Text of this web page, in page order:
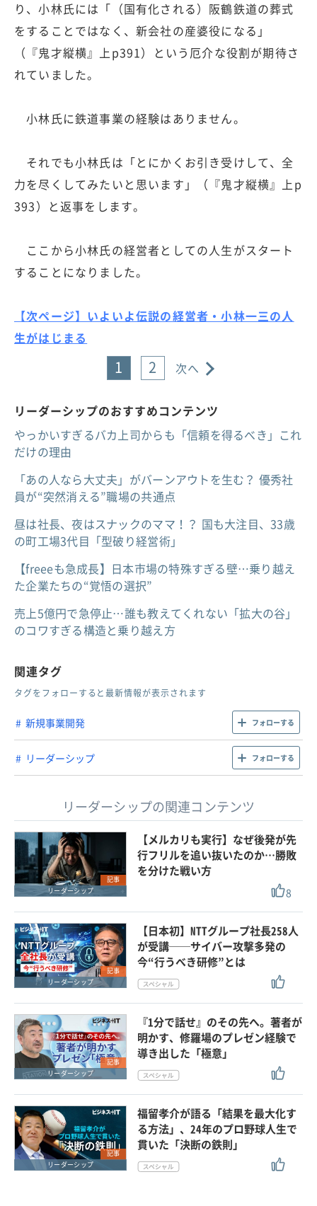
り、小林氏には「（国有化される）阪鶴鉄道の葬式
をすることではなく、新会社の産婆役になる」
（『鬼才縦横』上p391）という厄介な役割が期待さ
れていました。
小林氏に鉄道事業の経験はありません。
それでも小林氏は「とにかくお引き受けして、全
力を尽くしてみたいと思います」（『鬼才縦横』上p
393）と返事をします。
ここから小林氏の経営者としての人生がスタート
することになりました。
【次ページ】いよいよ伝説の経営者・小林一三の人
生がはじまる
1 2 次へ
リーダーシップのおすすめコンテンツ
やっかいすぎるバカ上司からも「信頼を得るべき」これ
だけの理由
「あの人なら大丈夫」がバーンアウトを生む？ 優秀社
員が“突然消える”職場の共通点
昼は社長、夜はスナックのママ！？ 国も大注目、33歳
の町工場3代目「型破り経営術」
【freeeも急成長】日本市場の特殊すぎる壁…乗り越え
た企業たちの“覚悟の選択”
売上5億円で急停止…誰も教えてくれない「拡大の谷」
のコワすぎる構造と乗り越え方
関連タグ
タグをフォローすると最新情報が表示されます
新規事業開発 フォローする
リーダーシップ フォローする
リーダーシップの関連コンテンツ
記事
リーダーシップ
【メルカリも実行】なぜ後発が先
行フリルを追い抜いたのか…勝敗
を分けた戦い方
8
記事
リーダーシップ
【日本初】NTTグループ社長258人
が受講──サイバー攻撃多発の
今“行うべき研修”とは
記事
リーダーシップ
『1分で話せ』のその先へ。著者が
明かす、修羅場のプレゼン経験で
導き出した「極意」
記事
リーダーシップ
福留孝介が語る「結果を最大化す
る方法」、24年のプロ野球人生で
貫いた「決断の鉄則」